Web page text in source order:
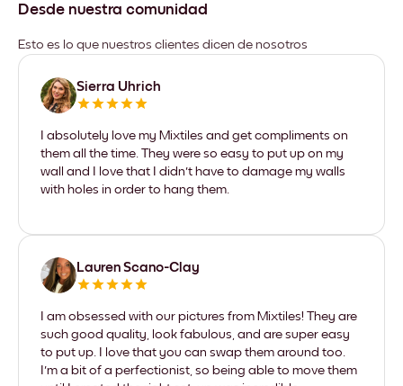
Desde nuestra comunidad
Esto es lo que nuestros clientes dicen de nosotros
Sierra Uhrich
I absolutely love my Mixtiles and get compliments on
them all the time. They were so easy to put up on my
wall and I love that I didn't have to damage my walls
with holes in order to hang them.
Lauren Scano-Clay
I am obsessed with our pictures from Mixtiles! They are
such good quality, look fabulous, and are super easy
to put up. I love that you can swap them around too.
I'm a bit of a perfectionist, so being able to move them